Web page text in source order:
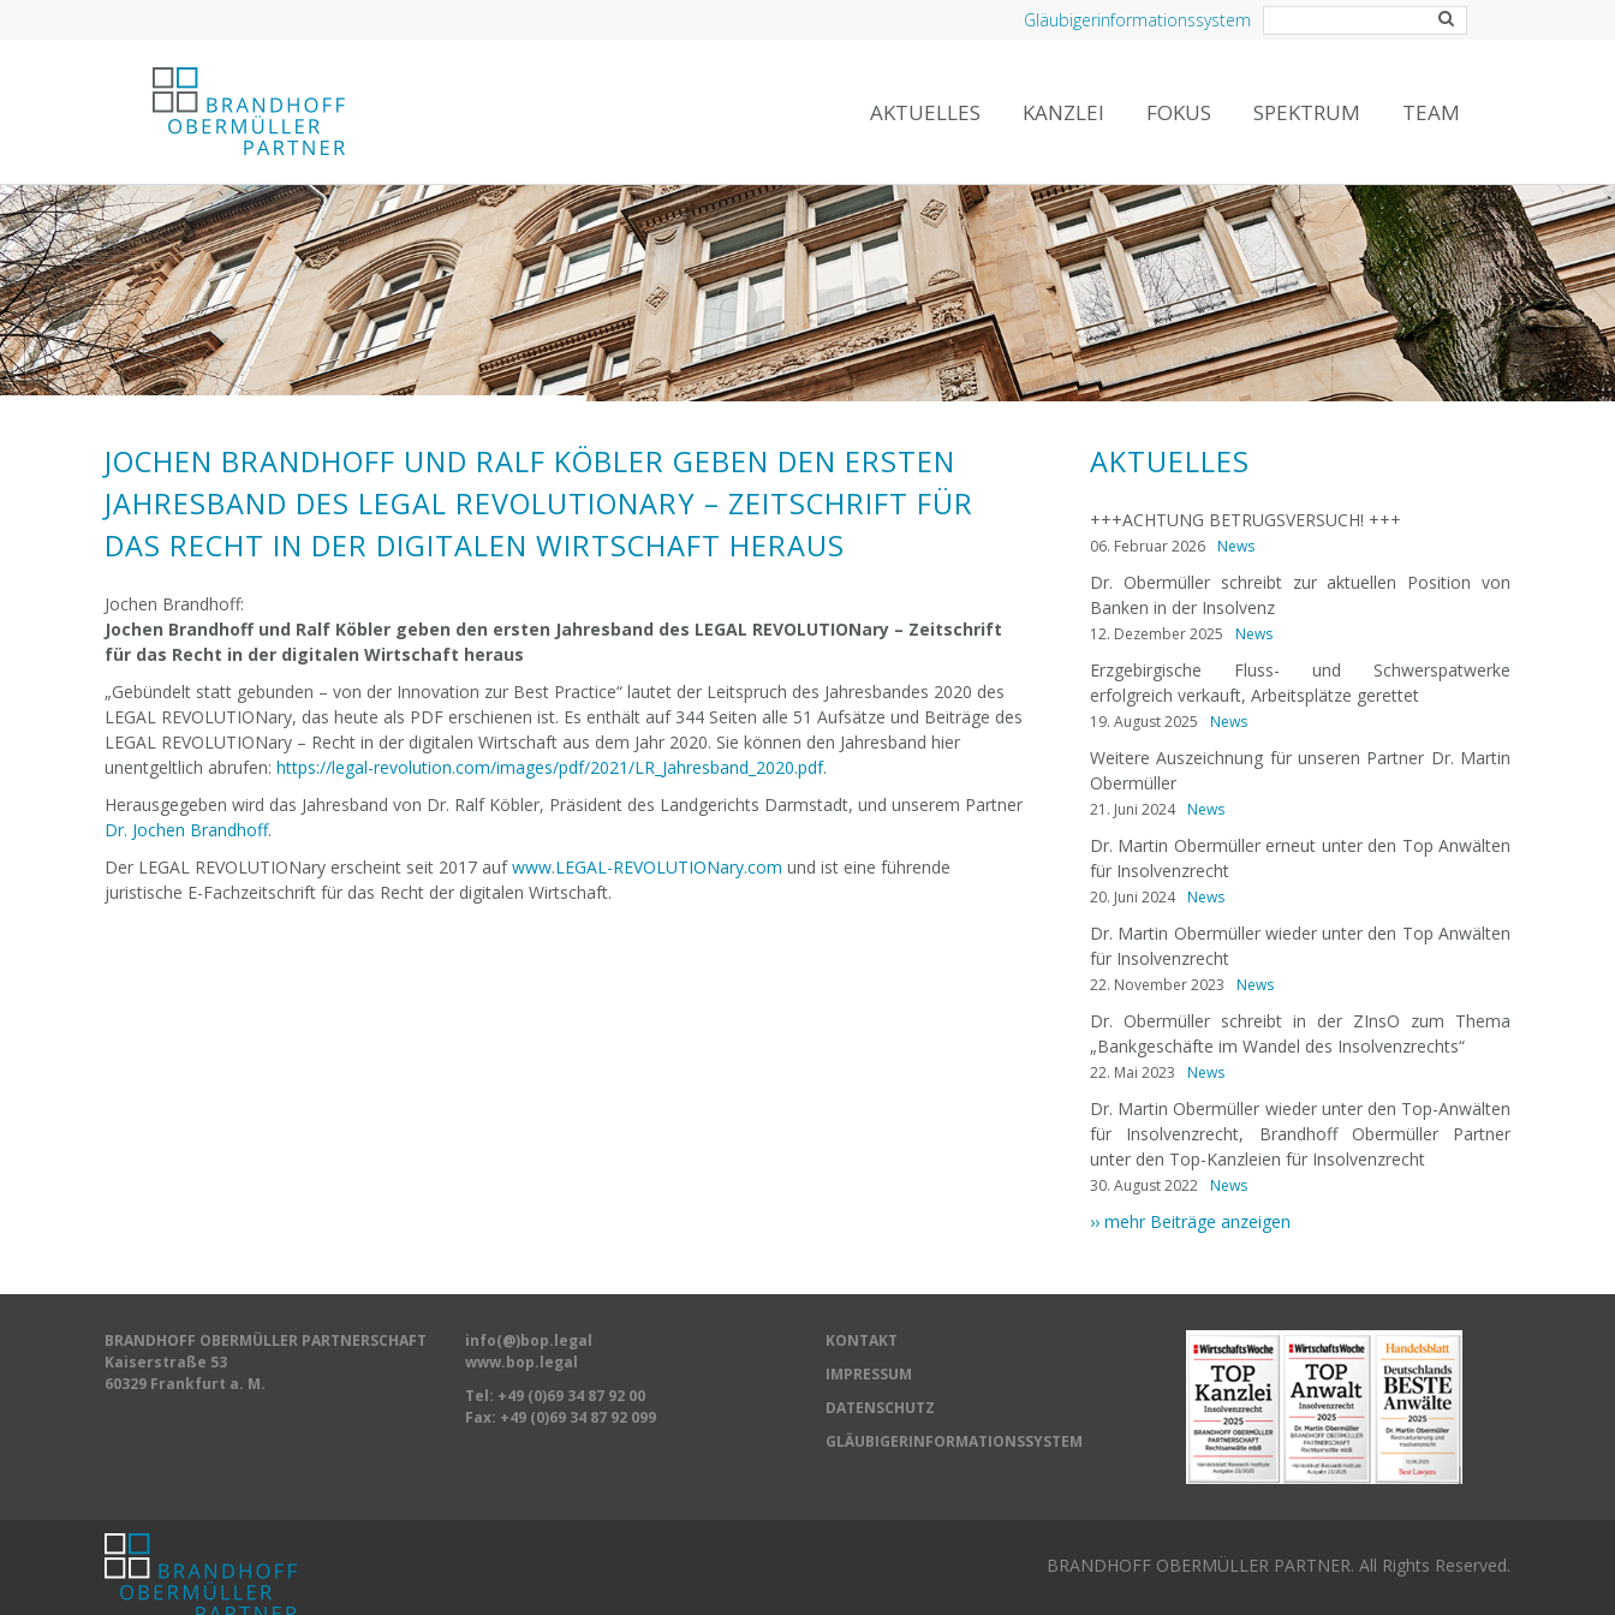
Gläubigerinformationssystem
AKTUELLES KANZLEI FOKUS SPEKTRUM TEAM
JOCHEN BRANDHOFF UND RALF KÖBLER GEBEN DEN ERSTEN
JAHRESBAND DES LEGAL REVOLUTIONARY – ZEITSCHRIFT FÜR
DAS RECHT IN DER DIGITALEN WIRTSCHAFT HERAUS
Jochen Brandhoff:
Jochen Brandhoff und Ralf Köbler geben den ersten Jahresband des LEGAL REVOLUTIONary – Zeitschrift
für das Recht in der digitalen Wirtschaft heraus
„Gebündelt statt gebunden – von der Innovation zur Best Practice“ lautet der Leitspruch des Jahresbandes 2020 des
LEGAL REVOLUTIONary, das heute als PDF erschienen ist. Es enthält auf 344 Seiten alle 51 Aufsätze und Beiträge des
LEGAL REVOLUTIONary – Recht in der digitalen Wirtschaft aus dem Jahr 2020. Sie können den Jahresband hier
unentgeltlich abrufen: https://legal-revolution.com/images/pdf/2021/LR_Jahresband_2020.pdf.
Herausgegeben wird das Jahresband von Dr. Ralf Köbler, Präsident des Landgerichts Darmstadt, und unserem Partner
Dr. Jochen Brandhoff.
Der LEGAL REVOLUTIONary erscheint seit 2017 aufwww.LEGAL-REVOLUTIONary.com und ist eine führende
juristische E-Fachzeitschrift für das Recht der digitalen Wirtschaft.
AKTUELLES
+++ACHTUNG BETRUGSVERSUCH! +++
06. Februar 2026 News
Dr. Obermüller schreibt zur aktuellen Position von
Banken in der Insolvenz
12. Dezember 2025 News
Erzgebirgische Fluss- und Schwerspatwerke
erfolgreich verkauft, Arbeitsplätze gerettet
19. August 2025 News
Weitere Auszeichnung für unseren Partner Dr. Martin
Obermüller
21. Juni 2024 News
Dr. Martin Obermüller erneut unter den Top Anwälten
für Insolvenzrecht
20. Juni 2024 News
Dr. Martin Obermüller wieder unter den Top Anwälten
für Insolvenzrecht
22. November 2023 News
Dr. Obermüller schreibt in der ZInsO zum Thema
„Bankgeschäfte im Wandel des Insolvenzrechts“
22. Mai 2023 News
Dr. Martin Obermüller wieder unter den Top-Anwälten
für Insolvenzrecht, Brandhoff Obermüller Partner
unter den Top-Kanzleien für Insolvenzrecht
30. August 2022 News
›› mehr Beiträge anzeigen
BRANDHOFF OBERMÜLLER PARTNERSCHAFT
Kaiserstraße 53
60329 Frankfurt a. M.
info(@)bop.legal
www.bop.legal
Tel: +49 (0)69 34 87 92 00
Fax: +49 (0)69 34 87 92 099
KONTAKT
IMPRESSUM
DATENSCHUTZ
GLÄUBIGERINFORMATIONSSYSTEM
BRANDHOFF OBERMÜLLER PARTNER. All Rights Reserved.